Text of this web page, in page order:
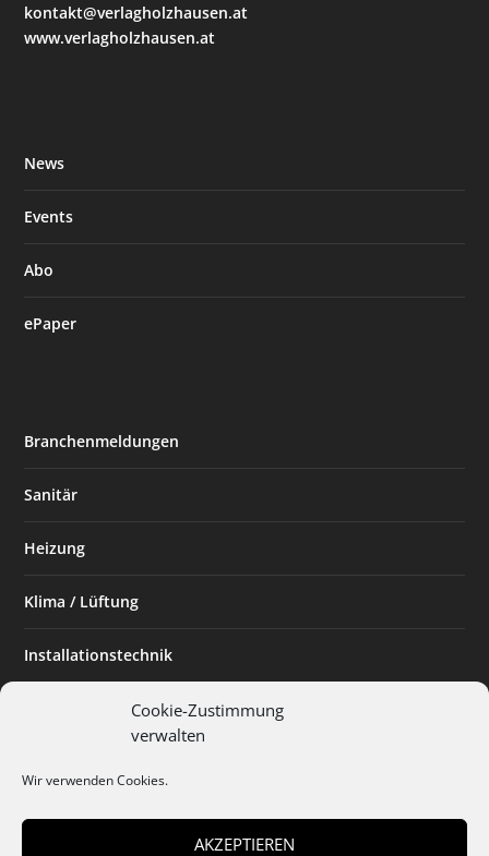
Cookie-Zustimmung
verwalten
Wir verwenden Cookies.
AKZEPTIEREN
kontakt@verlagholzhausen.at
www.verlagholzhausen.at
News
Events
Abo
ePaper
Branchenmeldungen
Sanitär
Heizung
Klima / Lüftung
Installationstechnik
Planen & Bauen
Installateur des Monats